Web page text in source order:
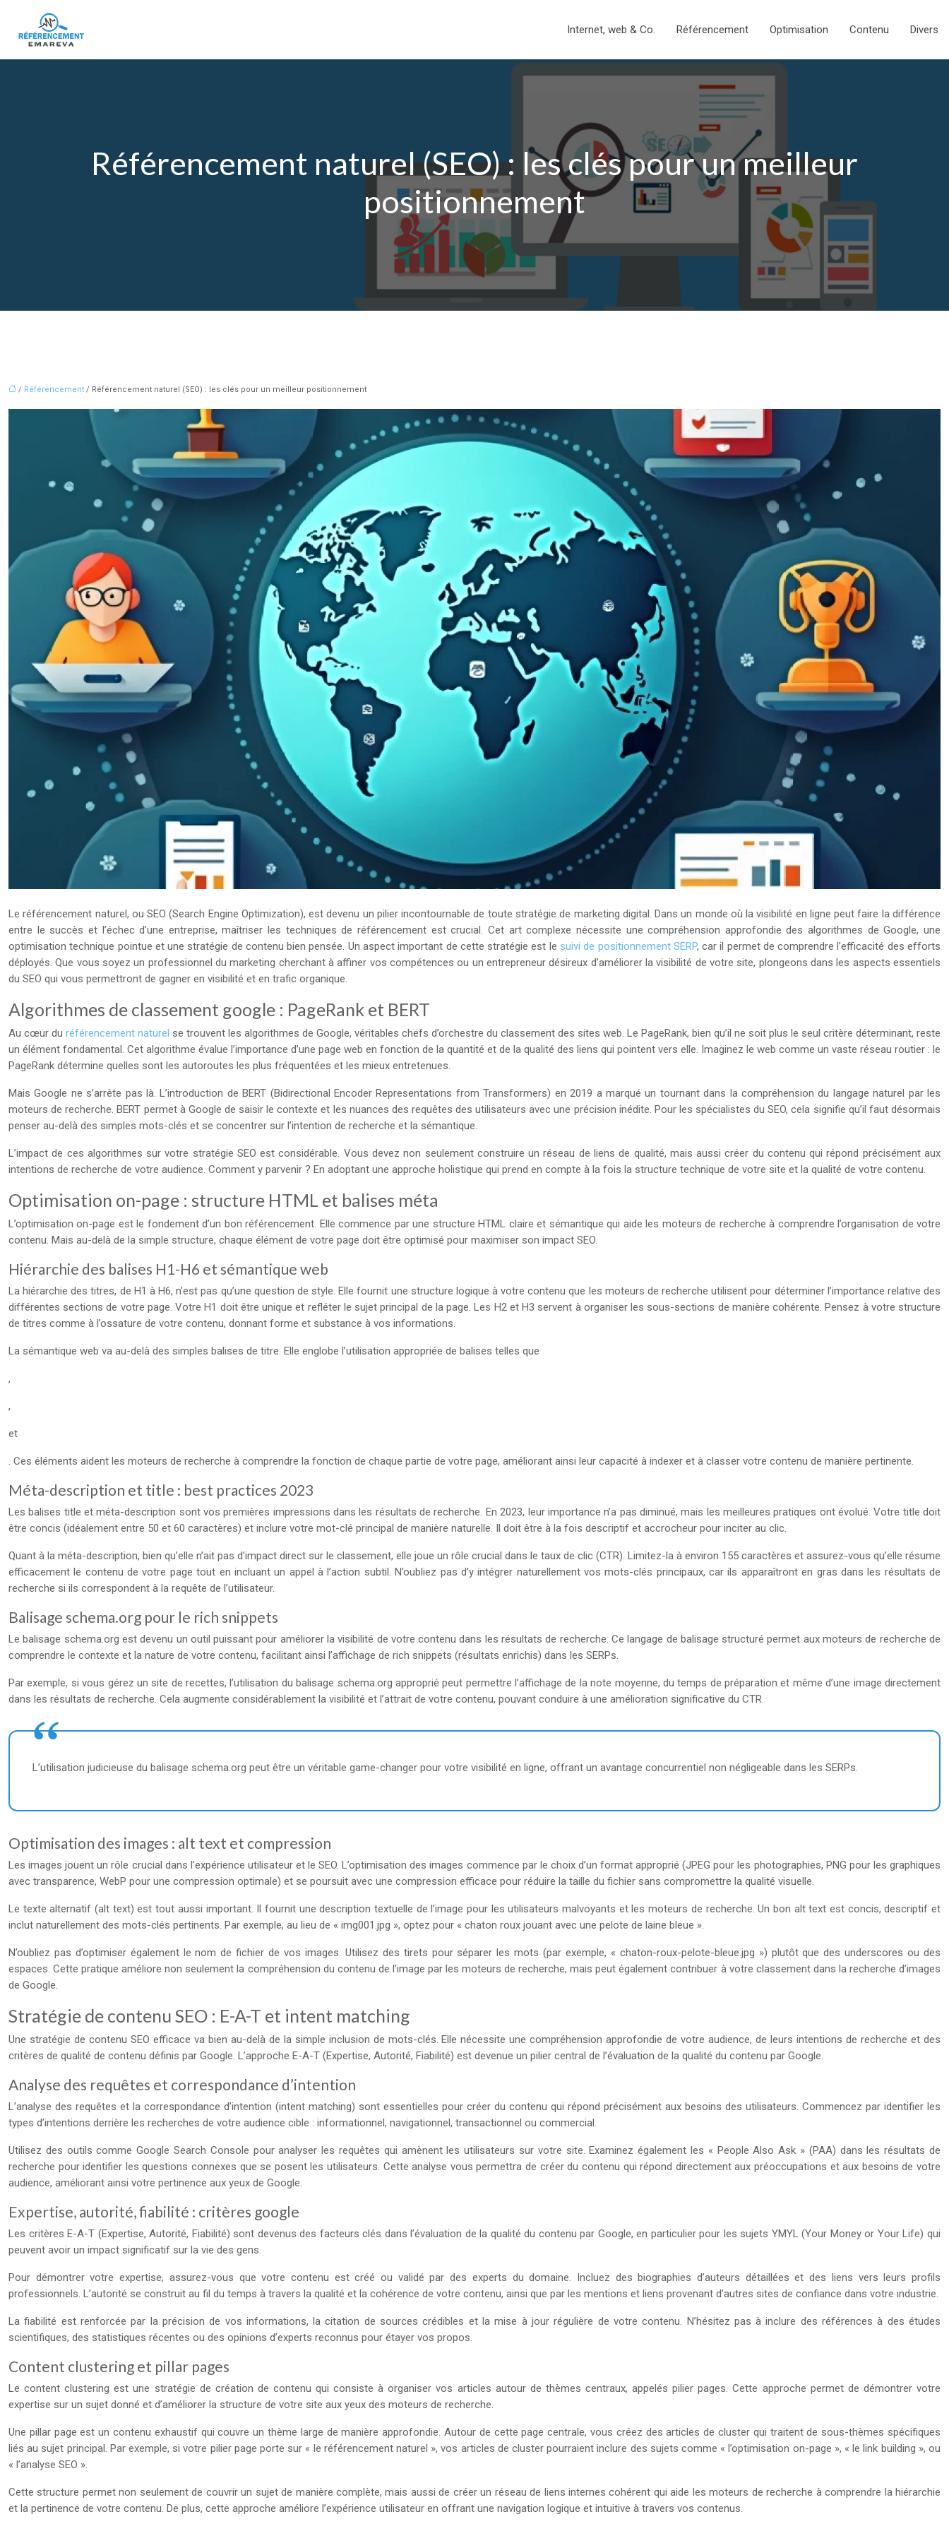
Internet, web & Co. Référencement Optimisation Contenu Divers
Référencement naturel (SEO) : les clés pour un meilleur
positionnement
/ Référencement / Référencement naturel (SEO) : les clés pour un meilleur positionnement
Le référencement naturel, ou SEO (Search Engine Optimization), est devenu un pilier incontournable de toute stratégie de marketing digital. Dans un monde où la visibilité en ligne peut faire la différence
entre le succès et l’échec d’une entreprise, maîtriser les techniques de référencement est crucial. Cet art complexe nécessite une compréhension approfondie des algorithmes de Google, une
optimisation technique pointue et une stratégie de contenu bien pensée. Un aspect important de cette stratégie est le suivi de positionnement SERP, car il permet de comprendre l’efficacité des efforts
déployés. Que vous soyez un professionnel du marketing cherchant à affiner vos compétences ou un entrepreneur désireux d’améliorer la visibilité de votre site, plongeons dans les aspects essentiels
du SEO qui vous permettront de gagner en visibilité et en trafic organique.
Algorithmes de classement google : PageRank et BERT
Au cœur du référencement naturel se trouvent les algorithmes de Google, véritables chefs d’orchestre du classement des sites web. Le PageRank, bien qu’il ne soit plus le seul critère déterminant, reste
un élément fondamental. Cet algorithme évalue l’importance d’une page web en fonction de la quantité et de la qualité des liens qui pointent vers elle. Imaginez le web comme un vaste réseau routier : le
PageRank détermine quelles sont les autoroutes les plus fréquentées et les mieux entretenues.
Mais Google ne s’arrête pas là. L’introduction de BERT (Bidirectional Encoder Representations from Transformers) en 2019 a marqué un tournant dans la compréhension du langage naturel par les
moteurs de recherche. BERT permet à Google de saisir le contexte et les nuances des requêtes des utilisateurs avec une précision inédite. Pour les spécialistes du SEO, cela signifie qu’il faut désormais
penser au-delà des simples mots-clés et se concentrer sur l’intention de recherche et la sémantique.
L’impact de ces algorithmes sur votre stratégie SEO est considérable. Vous devez non seulement construire un réseau de liens de qualité, mais aussi créer du contenu qui répond précisément aux
intentions de recherche de votre audience. Comment y parvenir ? En adoptant une approche holistique qui prend en compte à la fois la structure technique de votre site et la qualité de votre contenu.
Optimisation on-page : structure HTML et balises méta
L’optimisation on-page est le fondement d’un bon référencement. Elle commence par une structure HTML claire et sémantique qui aide les moteurs de recherche à comprendre l’organisation de votre
contenu. Mais au-delà de la simple structure, chaque élément de votre page doit être optimisé pour maximiser son impact SEO.
Hiérarchie des balises H1-H6 et sémantique web
La hiérarchie des titres, de H1 à H6, n’est pas qu’une question de style. Elle fournit une structure logique à votre contenu que les moteurs de recherche utilisent pour déterminer l’importance relative des
différentes sections de votre page. Votre H1 doit être unique et refléter le sujet principal de la page. Les H2 et H3 servent à organiser les sous-sections de manière cohérente. Pensez à votre structure
de titres comme à l’ossature de votre contenu, donnant forme et substance à vos informations.
La sémantique web va au-delà des simples balises de titre. Elle englobe l’utilisation appropriée de balises telles que
,
,
et
. Ces éléments aident les moteurs de recherche à comprendre la fonction de chaque partie de votre page, améliorant ainsi leur capacité à indexer et à classer votre contenu de manière pertinente.
Méta-description et title : best practices 2023
Les balises title et méta-description sont vos premières impressions dans les résultats de recherche. En 2023, leur importance n’a pas diminué, mais les meilleures pratiques ont évolué. Votre title doit
être concis (idéalement entre 50 et 60 caractères) et inclure votre mot-clé principal de manière naturelle. Il doit être à la fois descriptif et accrocheur pour inciter au clic.
Quant à la méta-description, bien qu’elle n’ait pas d’impact direct sur le classement, elle joue un rôle crucial dans le taux de clic (CTR). Limitez-la à environ 155 caractères et assurez-vous qu’elle résume
efficacement le contenu de votre page tout en incluant un appel à l’action subtil. N’oubliez pas d’y intégrer naturellement vos mots-clés principaux, car ils apparaîtront en gras dans les résultats de
recherche si ils correspondent à la requête de l’utilisateur.
Balisage schema.org pour le rich snippets
Le balisage schema.org est devenu un outil puissant pour améliorer la visibilité de votre contenu dans les résultats de recherche. Ce langage de balisage structuré permet aux moteurs de recherche de
comprendre le contexte et la nature de votre contenu, facilitant ainsi l’affichage de rich snippets (résultats enrichis) dans les SERPs.
Par exemple, si vous gérez un site de recettes, l’utilisation du balisage schema.org approprié peut permettre l’affichage de la note moyenne, du temps de préparation et même d’une image directement
dans les résultats de recherche. Cela augmente considérablement la visibilité et l’attrait de votre contenu, pouvant conduire à une amélioration significative du CTR.
L’utilisation judicieuse du balisage schema.org peut être un véritable game-changer pour votre visibilité en ligne, offrant un avantage concurrentiel non négligeable dans les SERPs.
Optimisation des images : alt text et compression
Les images jouent un rôle crucial dans l’expérience utilisateur et le SEO. L’optimisation des images commence par le choix d’un format approprié (JPEG pour les photographies, PNG pour les graphiques
avec transparence, WebP pour une compression optimale) et se poursuit avec une compression efficace pour réduire la taille du fichier sans compromettre la qualité visuelle.
Le texte alternatif (alt text) est tout aussi important. Il fournit une description textuelle de l’image pour les utilisateurs malvoyants et les moteurs de recherche. Un bon alt text est concis, descriptif et
inclut naturellement des mots-clés pertinents. Par exemple, au lieu de « img001.jpg », optez pour « chaton roux jouant avec une pelote de laine bleue ».
N’oubliez pas d’optimiser également le nom de fichier de vos images. Utilisez des tirets pour séparer les mots (par exemple, « chaton-roux-pelote-bleue.jpg ») plutôt que des underscores ou des
espaces. Cette pratique améliore non seulement la compréhension du contenu de l’image par les moteurs de recherche, mais peut également contribuer à votre classement dans la recherche d’images
de Google.
Stratégie de contenu SEO : E-A-T et intent matching
Une stratégie de contenu SEO efficace va bien au-delà de la simple inclusion de mots-clés. Elle nécessite une compréhension approfondie de votre audience, de leurs intentions de recherche et des
critères de qualité de contenu définis par Google. L’approche E-A-T (Expertise, Autorité, Fiabilité) est devenue un pilier central de l’évaluation de la qualité du contenu par Google.
Analyse des requêtes et correspondance d’intention
L’analyse des requêtes et la correspondance d’intention (intent matching) sont essentielles pour créer du contenu qui répond précisément aux besoins des utilisateurs. Commencez par identifier les
types d’intentions derrière les recherches de votre audience cible : informationnel, navigationnel, transactionnel ou commercial.
Utilisez des outils comme Google Search Console pour analyser les requêtes qui amènent les utilisateurs sur votre site. Examinez également les « People Also Ask » (PAA) dans les résultats de
recherche pour identifier les questions connexes que se posent les utilisateurs. Cette analyse vous permettra de créer du contenu qui répond directement aux préoccupations et aux besoins de votre
audience, améliorant ainsi votre pertinence aux yeux de Google.
Expertise, autorité, fiabilité : critères google
Les critères E-A-T (Expertise, Autorité, Fiabilité) sont devenus des facteurs clés dans l’évaluation de la qualité du contenu par Google, en particulier pour les sujets YMYL (Your Money or Your Life) qui
peuvent avoir un impact significatif sur la vie des gens.
Pour démontrer votre expertise, assurez-vous que votre contenu est créé ou validé par des experts du domaine. Incluez des biographies d’auteurs détaillées et des liens vers leurs profils
professionnels. L’autorité se construit au fil du temps à travers la qualité et la cohérence de votre contenu, ainsi que par les mentions et liens provenant d’autres sites de confiance dans votre industrie.
La fiabilité est renforcée par la précision de vos informations, la citation de sources crédibles et la mise à jour régulière de votre contenu. N’hésitez pas à inclure des références à des études
scientifiques, des statistiques récentes ou des opinions d’experts reconnus pour étayer vos propos.
Content clustering et pillar pages
Le content clustering est une stratégie de création de contenu qui consiste à organiser vos articles autour de thèmes centraux, appelés pilier pages. Cette approche permet de démontrer votre
expertise sur un sujet donné et d’améliorer la structure de votre site aux yeux des moteurs de recherche.
Une pillar page est un contenu exhaustif qui couvre un thème large de manière approfondie. Autour de cette page centrale, vous créez des articles de cluster qui traitent de sous-thèmes spécifiques
liés au sujet principal. Par exemple, si votre pilier page porte sur « le référencement naturel », vos articles de cluster pourraient inclure des sujets comme « l’optimisation on-page », « le link building », ou
« l’analyse SEO ».
Cette structure permet non seulement de couvrir un sujet de manière complète, mais aussi de créer un réseau de liens internes cohérent qui aide les moteurs de recherche à comprendre la hiérarchie
et la pertinence de votre contenu. De plus, cette approche améliore l’expérience utilisateur en offrant une navigation logique et intuitive à travers vos contenus.